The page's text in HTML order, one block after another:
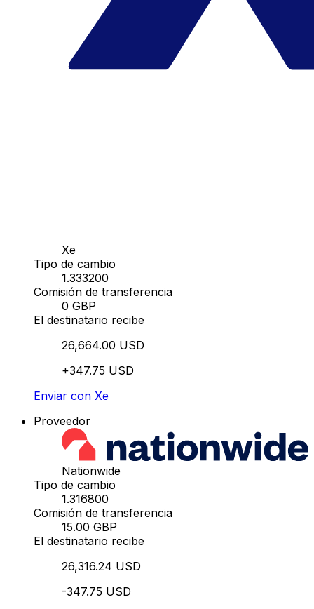
Xe
Tipo de cambio
1.333200
Comisión de transferencia
0 GBP
El destinatario recibe
26,664.00 USD
+347.75 USD
Enviar con Xe
Proveedor
Nationwide
Tipo de cambio
1.316800
Comisión de transferencia
15.00 GBP
El destinatario recibe
26,316.24 USD
-347.75 USD